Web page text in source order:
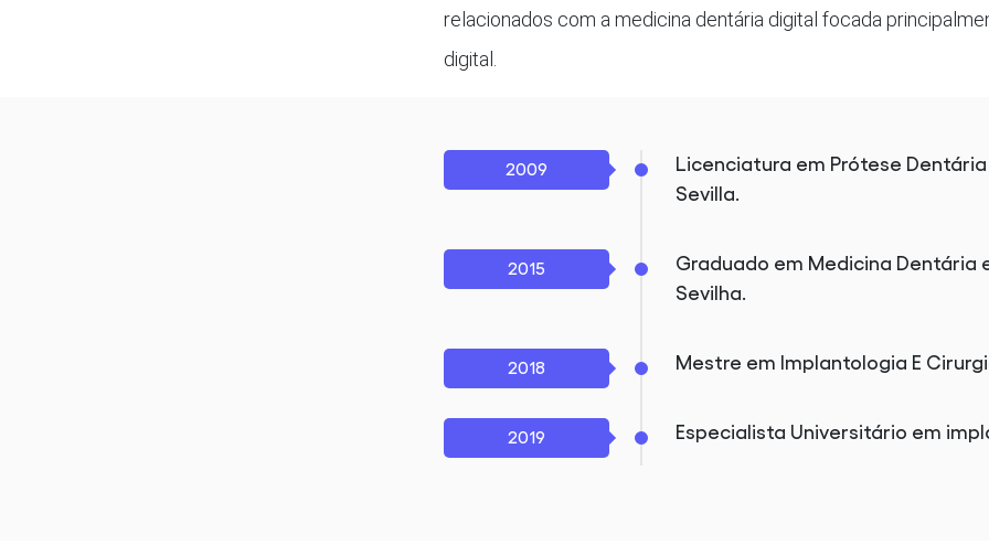
relacionados com a medicina dentária digital focada
digital.
2009
Licenciatura em Prótese
Sevilla.
2015
Graduado em Medicina Dentária
Sevilha.
2018 Mestre em Implantologia E
2019 Especialista Universitário em